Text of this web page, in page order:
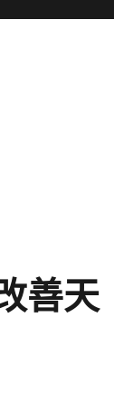
善天